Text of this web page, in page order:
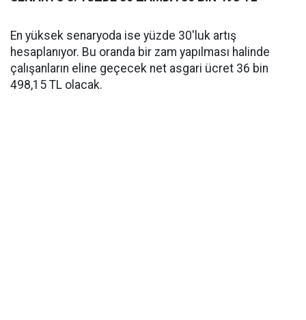
En yüksek senaryoda ise yüzde 30'luk artış
hesaplanıyor. Bu oranda bir zam yapılması halinde
çalışanların eline geçecek net asgari ücret 36 bin
498,15 TL olacak.